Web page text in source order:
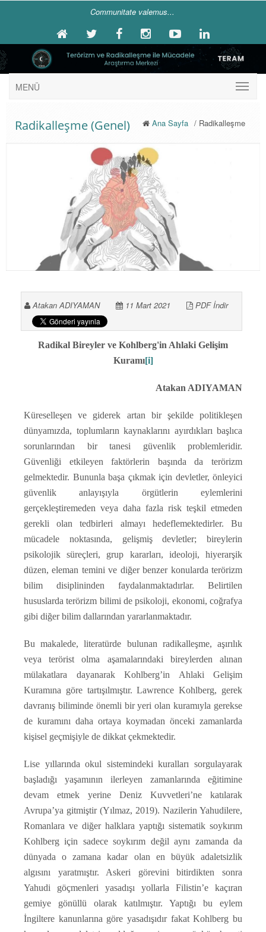
Communitate valemus...
MENÜ
Radikalleşme (Genel) / Radikalleşme
Ana Sayfa
Atakan ADIYAMAN 11 Mart 2021 PDF İndir
Radikal Bireyler ve Kohlberg'in Ahlaki Gelişim
Kuramı[i]
Atakan ADIYAMAN
Küreselleşen ve giderek artan bir şekilde politikleşen
dünyamızda, toplumların kaynaklarını ayırdıkları başlıca
sorunlarından bir tanesi güvenlik problemleridir.
Güvenliği etkileyen faktörlerin başında da terörizm
gelmektedir. Bununla başa çıkmak için devletler, önleyici
güvenlik anlayışıyla örgütlerin eylemlerini
gerçekleştiremeden veya daha fazla risk teşkil etmeden
gerekli olan tedbirleri almayı hedeflemektedirler. Bu
mücadele noktasında, gelişmiş devletler; bireylerin
psikolojik süreçleri, grup kararları, ideoloji, hiyerarşik
düzen, eleman temini ve diğer benzer konularda terörizm
bilim disiplininden faydalanmaktadırlar. Belirtilen
hususlarda terörizm bilimi de psikoloji, ekonomi, coğrafya
gibi diğer bilim dallarından yararlanmaktadır.
Bu makalede, literatürde bulunan radikalleşme, aşırılık
veya terörist olma aşamalarındaki bireylerden alınan
mülakatlara dayanarak Kohlberg’in Ahlaki Gelişim
Kuramına göre tartışılmıştır. Lawrence Kohlberg, gerek
davranış biliminde önemli bir yeri olan kuramıyla gerekse
de kuramını daha ortaya koymadan önceki zamanlarda
kişisel geçmişiyle de dikkat çekmektedir.
Lise yıllarında okul sistemindeki kuralları sorgulayarak
başladığı yaşamının ilerleyen zamanlarında eğitimine
devam etmek yerine Deniz Kuvvetleri’ne katılarak
Avrupa’ya gitmiştir (Yılmaz, 2019). Nazilerin Yahudilere,
Romanlara ve diğer halklara yaptığı sistematik soykırım
Kohlberg için sadece soykırım değil aynı zamanda da
dünyada o zamana kadar olan en büyük adaletsizlik
algısını yaratmıştır. Askeri görevini bitirdikten sonra
Yahudi göçmenleri yasadışı yollarla Filistin’e kaçıran
gemiye gönüllü olarak katılmıştır. Yaptığı bu eylem
İngiltere kanunlarına göre yasadışıdır fakat Kohlberg bu